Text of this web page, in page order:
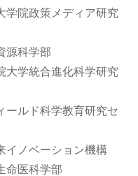
学院政策メディア研究
源科学部
大学統合進化科学研究
ールド科学教育研究セ
イノベーション機構
命医科学部